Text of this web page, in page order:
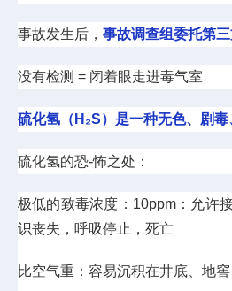
事故发生后， 事故调查组委托第
没有检测 = 闭着眼走进毒气室
硫化氢（H₂S）是一种无色、剧
硫化氢的恐-怖之处：
极低的致毒浓度：10ppm：允许
识丧失，呼吸停止，死亡
比空气重：容易沉积在井底、地窖